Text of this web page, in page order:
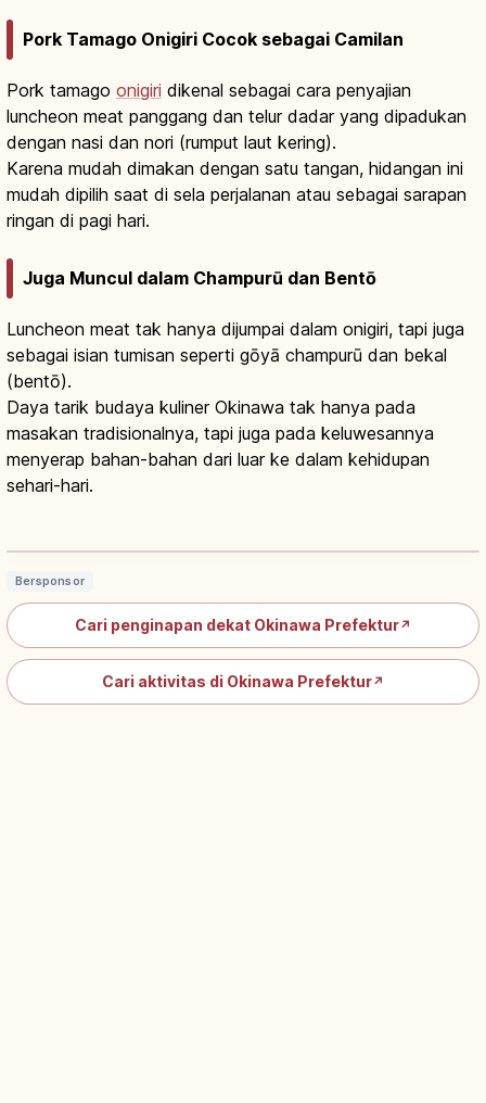
Pork Tamago Onigiri Cocok sebagai Camilan
Pork tamago onigiri dikenal sebagai cara penyajian
luncheon meat panggang dan telur dadar yang dipadukan
dengan nasi dan nori (rumput laut kering).
Karena mudah dimakan dengan satu tangan, hidangan ini
mudah dipilih saat di sela perjalanan atau sebagai sarapan
ringan di pagi hari.
Juga Muncul dalam Champurū dan Bentō
Luncheon meat tak hanya dijumpai dalam onigiri, tapi juga
sebagai isian tumisan seperti gōyā champurū dan bekal
(bentō).
Daya tarik budaya kuliner Okinawa tak hanya pada
masakan tradisionalnya, tapi juga pada keluwesannya
menyerap bahan-bahan dari luar ke dalam kehidupan
sehari-hari.
Bersponsor
Cari penginapan dekat Okinawa Prefektur↗
Cari aktivitas di Okinawa Prefektur↗